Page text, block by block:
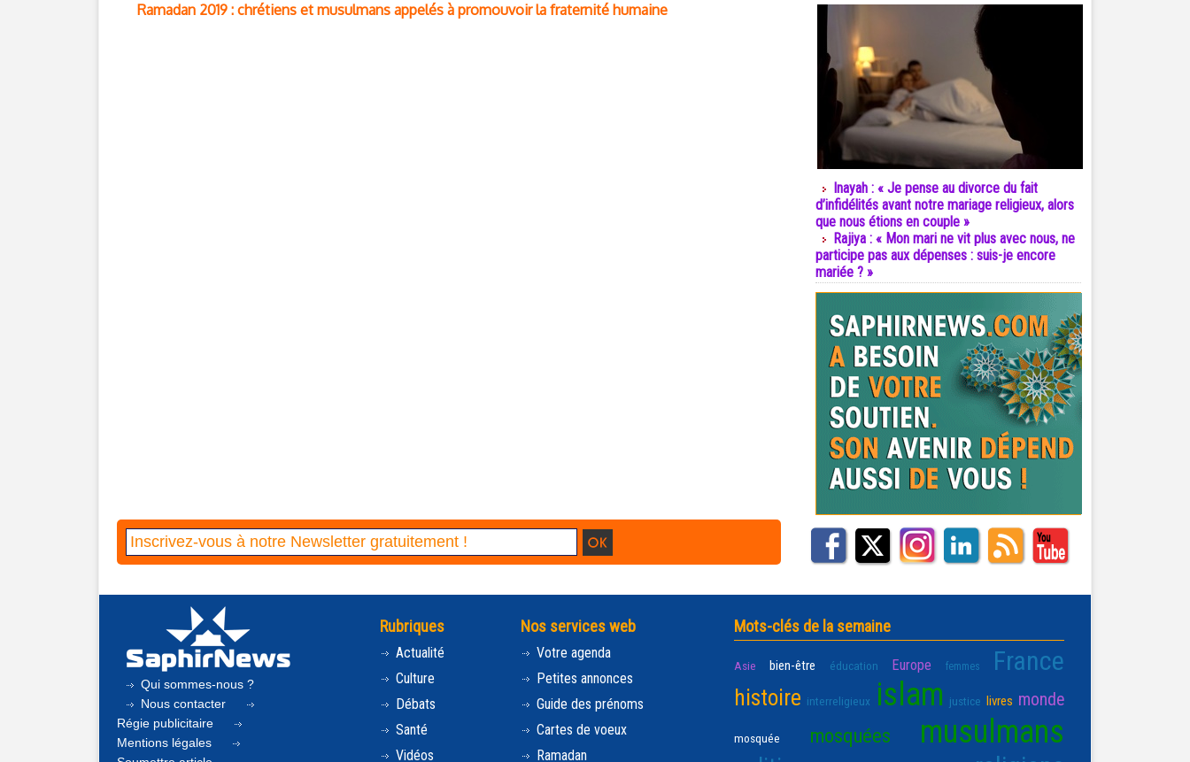
Ramadan 2019 : chrétiens et musulmans appelés à promouvoir la fraternité humaine
Inayah : « Je pense au divorce du fait
d’infidélités avant notre mariage religieux, alors
que nous étions en couple »
Rajiya : « Mon mari ne vit plus avec nous, ne
participe pas aux dépenses : suis-je encore
mariée ? »
Qui sommes-nous ?
Nous contacter
Régie publicitaire
Mentions légales
Rubriques
Actualité
Culture
Débats
Santé
Vidéos
Nos services web
Votre agenda
Petites annonces
Guide des prénoms
Cartes de voeux
Ramadan
Mots-clés de la semaine
Asie bien-être éducation Europe femmes France
histoire interreligieux islam justice livres monde
mosquée mosquées musulmans